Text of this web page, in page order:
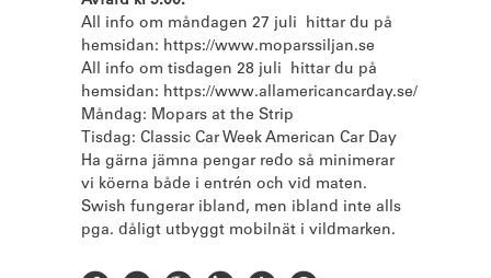
All info om måndagen 27 juli hittar du på
hemsidan: https://www.moparssiljan.se
All info om tisdagen 28 juli hittar du på
hemsidan: https://www.allamericancarday.se/
Måndag: Mopars at the Strip
Tisdag: Classic Car Week American Car Day
Ha gärna jämna pengar redo så minimerar
vi köerna både i entrén och vid maten.
Swish fungerar ibland, men ibland inte alls
pga. dåligt utbyggt mobilnät i vildmarken.